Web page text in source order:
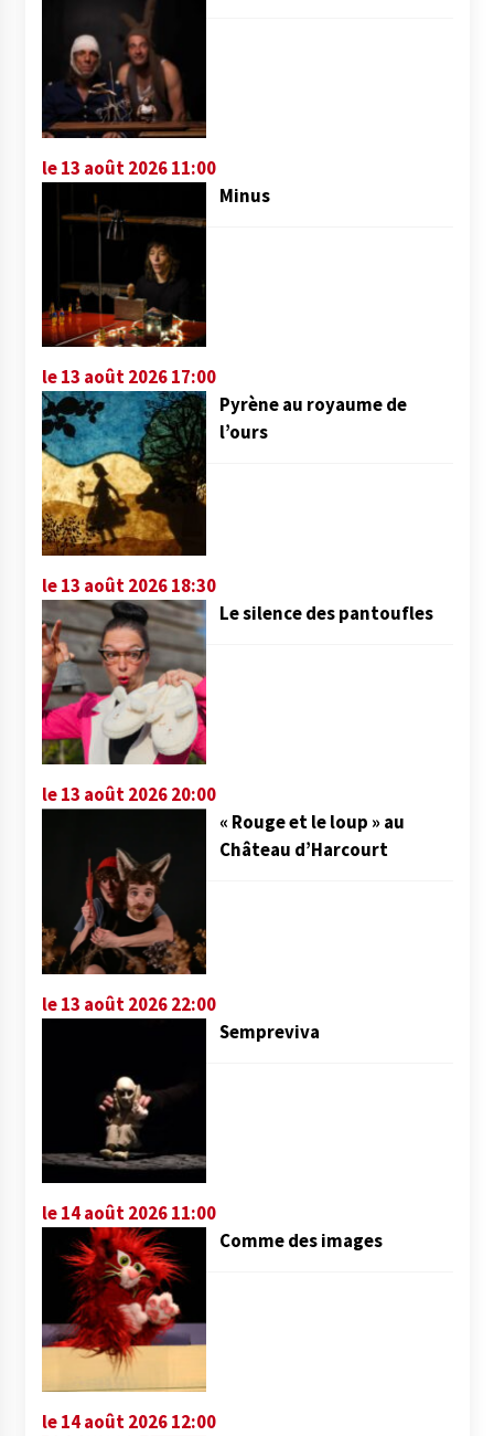
le 13 août 2026 11:00
Minus
le 13 août 2026 17:00
Pyrène au royaume de
l’ours
le 13 août 2026 18:30
Le silence des pantoufles
le 13 août 2026 20:00
« Rouge et le loup » au
Château d’Harcourt
le 13 août 2026 22:00
Sempreviva
le 14 août 2026 11:00
Comme des images
le 14 août 2026 12:00